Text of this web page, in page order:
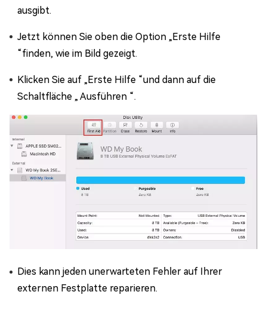
ausgibt.
Jetzt können Sie oben die Option „Erste Hilfe
“finden, wie im Bild gezeigt.
Klicken Sie auf „Erste Hilfe “und dann auf die
Schaltfläche „ Ausführen “.
Dies kann jeden unerwarteten Fehler auf Ihrer
externen Festplatte reparieren.